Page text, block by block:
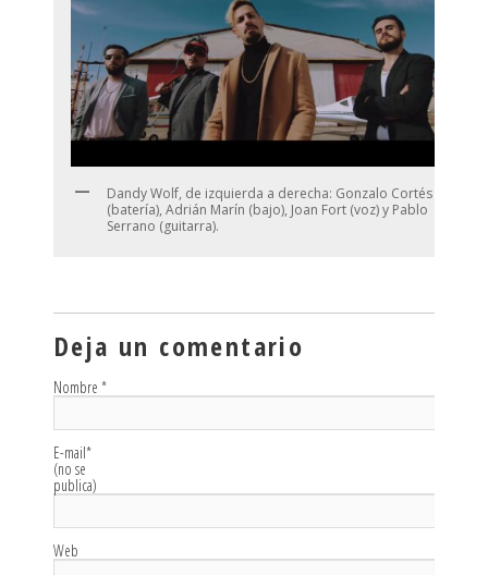
Dandy Wolf, de izquierda a derecha: Gonzalo Cortés
(batería), Adrián Marín (bajo), Joan Fort (voz) y Pablo
Serrano (guitarra).
Deja un comentario
Nombre *
E-mail*
(no se
publica)
Web